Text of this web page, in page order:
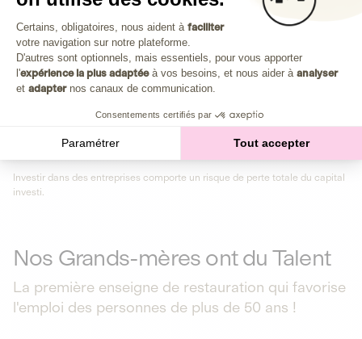
Plongez au cœur de la fabrique d'une autre économie,
celle qui fait du bien à la planète et aux humains.
Découvrir notre média
Investir dans des entreprises comporte un risque de perte totale du capital
investi.
Nos Grands-mères ont du Talent
La première enseigne de restauration qui favorise
l'emploi des personnes de plus de 50 ans !
Plateforme de Gestion du
Certains, obligatoires, nous aident à faciliter
votre navigation sur notre plateforme.
D'autres sont optionnels, mais essentiels, pour vous apporter
l'expérience la plus adaptéeà vos besoins, et nous aider à analyser
et adapternos canaux de communication.
Consentements certifiés par
Paramétrer Tout accepter
Axeptio consent